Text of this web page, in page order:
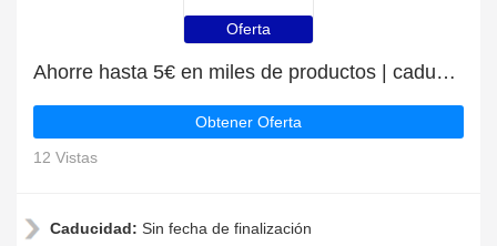
Oferta
Ahorre hasta 5€ en miles de productos | caduca pronto
Obtener Oferta
12 Vistas
Caducidad: Sin fecha de finalización